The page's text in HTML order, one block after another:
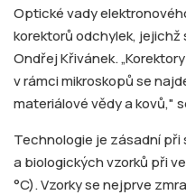
Optické vady
korektorů odchylek,
Ondřej Křivánek.
v rámci mikroskopů se
materiálové vědy a kovů,"
Technologie je zásadní
a biologických vzorků při
°C). Vzorky se nejprve